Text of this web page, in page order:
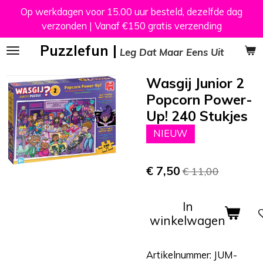
naar
de
Puzzlefun | Leg Dat Maar Eens Uit
Op werkdagen voor 15.00 uur besteld, dezelfde dag
verzonden | Vanaf €150 gratis verzending
Wasgij Junior 2
Popcorn Power-
Up! 240 Stukjes
NIEUW
€ 7,50 € 11,00
In
winkelwagen
Artikelnummer: JUM-